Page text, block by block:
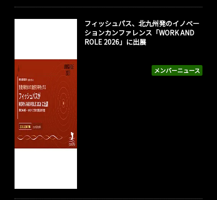
メンバーニュース
フィッシュパス、北九州発のイノベー
ションカンファレンス「WORK AND
ROLE 2026」に出展